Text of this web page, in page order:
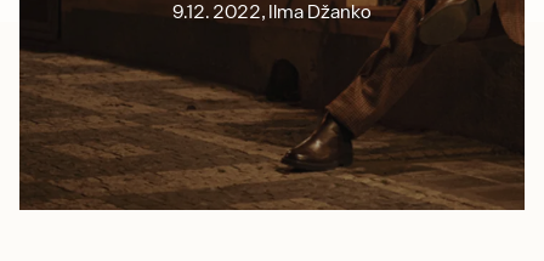
9.12. 2022, Ilma Džanko